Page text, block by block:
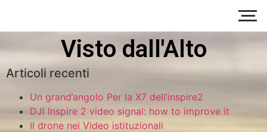
Visto dall'Alto
Articoli recenti
Un grand’angolo Per la X7 dell’inspire2
DJI Inspire 2 video signal: how to improve it
Il drone nei Video istituzionali